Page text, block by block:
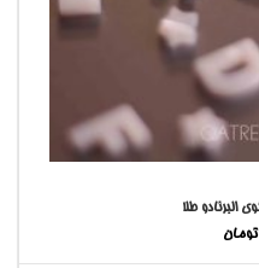
تومان